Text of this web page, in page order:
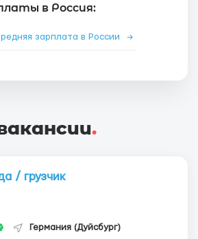
в Россия:
зарплата в России →
.
/ грузчик
Германия (Дуйсбург)